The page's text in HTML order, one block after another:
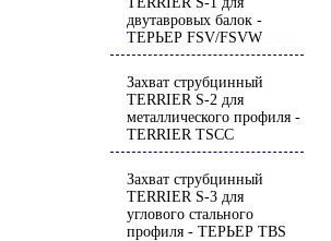
двутавровых балок -
ТЕРЬЕР FSV/FSVW
Захват струбцинный
TERRIER S-2 для
металлического профиля -
TERRIER TSCC
Захват струбцинный
TERRIER S-3 для
углового стального
профиля - ТЕРЬЕР TBS